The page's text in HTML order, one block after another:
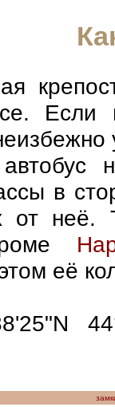
в
от неё.
её